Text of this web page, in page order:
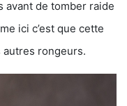
avant de tomber raide
ici c’est que cette
rongeurs.